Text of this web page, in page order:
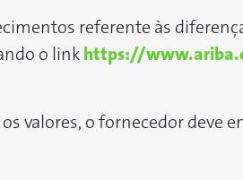
referente às
o link https://
valores, o fornecedor deve